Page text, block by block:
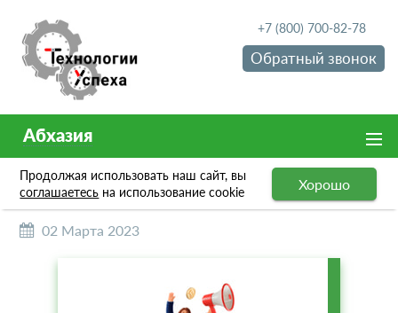
+7 (800) 700-82-78
Обратный звонок
Абхазия
Продолжая использовать наш сайт, вы
соглашаетесь на использование cookie Хорошо
НОВОСТИ
02 Марта 2023